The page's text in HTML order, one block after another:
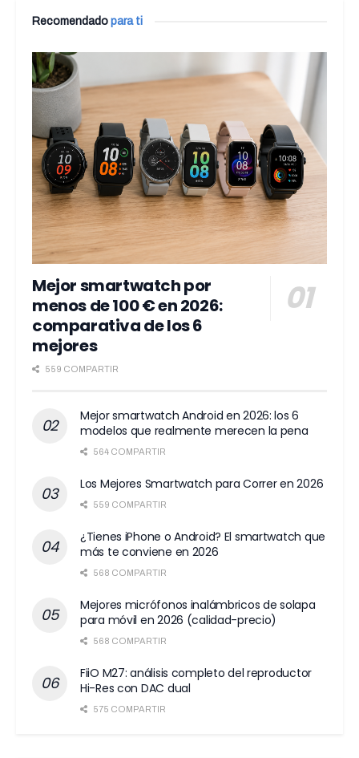
Recomendado para ti
Mejor smartwatch por
menos de 100 € en 2026:
comparativa de los 6
mejores
559 COMPARTIR
Mejor smartwatch Android en 2026: los 6
modelos que realmente merecen la pena
564 COMPARTIR
Los Mejores Smartwatch para Correr en 2026
559 COMPARTIR
¿Tienes iPhone o Android? El smartwatch que
más te conviene en 2026
568 COMPARTIR
Mejores micrófonos inalámbricos de solapa
para móvil en 2026 (calidad-precio)
568 COMPARTIR
FiiO M27: análisis completo del reproductor
Hi-Res con DAC dual
575 COMPARTIR